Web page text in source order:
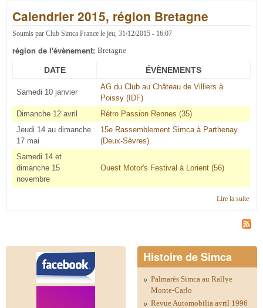
Calendrier 2015, région Bretagne
Soumis par Club Simca France le jeu, 31/12/2015 - 16:07
région de l'évènement: Bretagne
DATE ÉVÈNEMENTS
Samedi 10 janvier
AG du Club au Château de Villiers à
Poissy (IDF)
Dimanche 12 avril
Rétro Passion Rennes (35)
Jeudi 14 au dimanche
17 mai
15e Rassemblement Simca à Parthenay
(Deux-Sèvres)
Samedi 14 et
dimanche 15
novembre
Ouest Motor's Festival à Lorient (56)
Lire la suitede
Histoire de Simca
Palmarès Simca au Rallye
Monte-Carlo
Revue Automobilia avril 1996